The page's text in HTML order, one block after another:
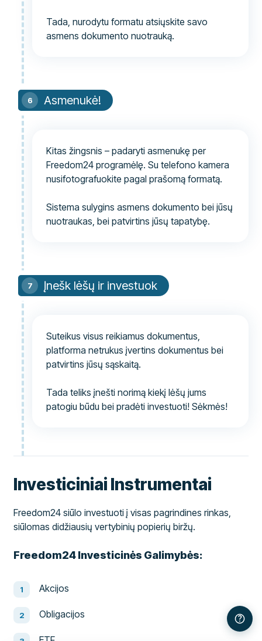
Tada, nurodytu formatu atsiųskite savo
asmens dokumento nuotrauką.
Asmenukė!
Kitas žingsnis – padaryti asmenukę per
Freedom24 programėlę. Su telefono kamera
nusifotografuokite pagal prašomą formatą.
Sistema sulygins asmens dokumento bei jūsų
nuotraukas, bei patvirtins jūsų tapatybę.
Įnešk lėšų ir investuok
Suteikus visus reikiamus dokumentus,
platforma netrukus įvertins dokumentus bei
patvirtins jūsų sąskaitą.
Tada teliks įnešti norimą kiekį lėšų jums
patogiu būdu bei pradėti investuoti! Sėkmės!
Investiciniai Instrumentai
Freedom24 siūlo investuoti į visas pagrindines rinkas,
siūlomas didžiausių vertybinių popierių biržų.
Freedom24 Investicinės Galimybės:
Akcijos
Obligacijos